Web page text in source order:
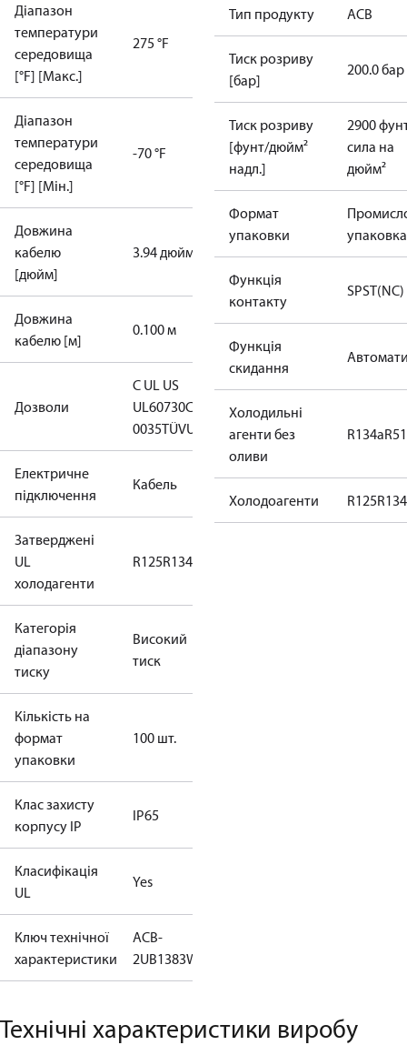
Діапазон
температури
середовища
[°F] [Макс.]
275 °F
Діапазон
температури
середовища
[°F] [Мін.]
-70 °F
Довжина
кабелю
[дюйм]
3.94 дюйм
Довжина
кабелю [м]
0.100 м
Дозволи
C UL US
UL60730CE
0035TÜVUKCA
Електричне
підключення
Кабель
Затверджені
UL
холодагенти
R125R134a
Категорія
діапазону
тиску
Високий
тиск
Кількість на
формат
упаковки
100 шт.
Клас захисту
корпусу IP
IP65
Класифікація
UL
Yes
Ключ технічної
характеристики
ACB-
2UB1383W
Тип продукту ACB
Тиск розриву
[бар]
200.0 бар
Тиск розриву
[фунт/дюйм²
надл.]
2900
сила на
дюйм²
Формат
упаковки
упаковка
Функція
контакту
SPST(NC)
Функція
скидання
Холодильні
агенти без
оливи
R134a
Холодоагенти R125
Технічні характеристики виробу